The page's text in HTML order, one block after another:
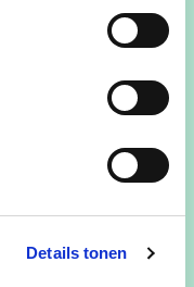
Details tonen
2253 6879
28 februari
naar